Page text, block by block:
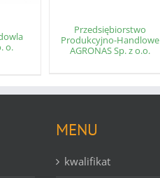
o.
Przedsiębiorstwo
Produkcyjno-Handlowe
AGRONAS Sp. z o.o.
MENU
kwalifikat